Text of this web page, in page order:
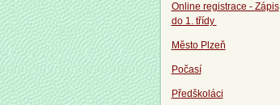
Online registrace - Zápis
do 1. třídy
Město Plzeň
Počasí
Předškoláci